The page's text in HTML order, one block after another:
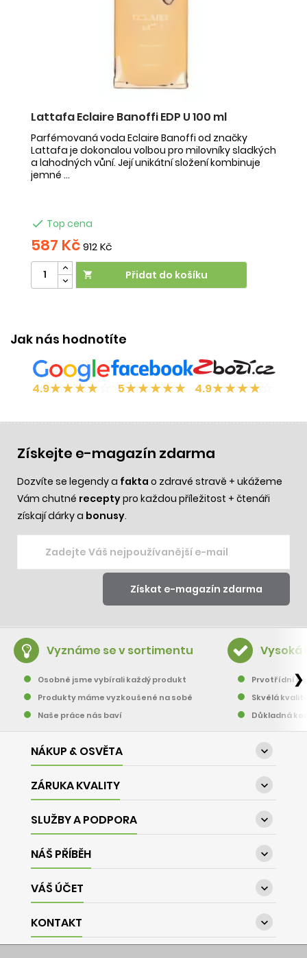
Lattafa Eclaire Banoffi EDP U 100 ml
Parfémovaná voda Eclaire Banoffi od značky
Lattafa je dokonalou volbou pro milovníky sladkých
a lahodných vůní. Její unikátní složení kombinuje
jemné ...
 Top cena
587 Kč912 Kč
 Přidat do košíku
Jak nás hodnotíte
4.9★★★★ 5★★★★★ 4.9★★★★
Získejte e-magazín zdarma
Dozvíte se legendy a fakta o zdravé stravě + ukážeme
Vám chutné receptypro každou příležitost + čtenáři
získají dárky a bonusy.
Vyznáme se v sortimentu
Osobně jsme vybírali každý produkt
Produkty máme vyzkoušené na sobě
Naše práce nás baví
Vysoká
Prvotřídní
Skvělá
Důkladná
❯
NÁKUP & OSVĚTA 
ZÁRUKA KVALITY 
SLUŽBY A PODPORA 
NÁŠ PŘÍBĚH 
VÁŠ ÚČET 
KONTAKT 